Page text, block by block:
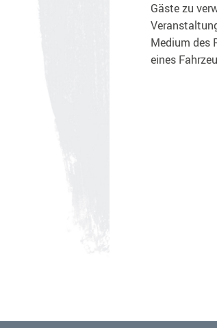
Gäste zu
Medium des
eines